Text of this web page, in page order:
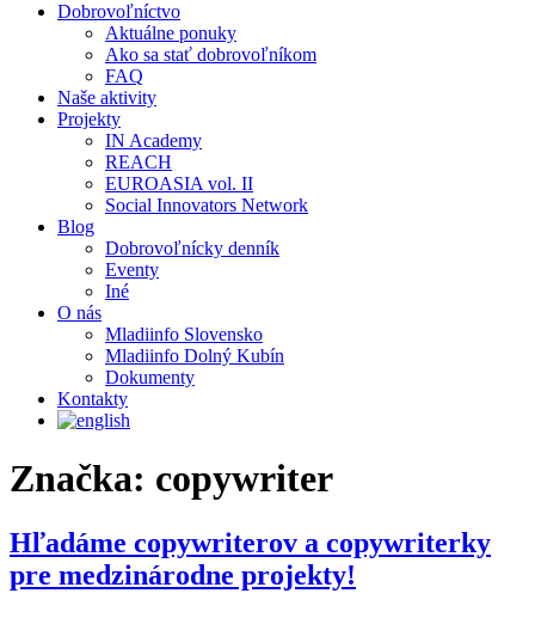
Dobrovoľníctvo
Aktuálne ponuky
Ako sa stať dobrovoľníkom
FAQ
Naše aktivity
Projekty
IN Academy
REACH
EUROASIA vol. II
Social Innovators Network
Blog
Dobrovoľnícky denník
Eventy
Iné
O nás
Mladiinfo Slovensko
Mladiinfo Dolný Kubín
Dokumenty
Kontakty
Značka: copywriter
Hľadáme copywriterov a copywriterky
pre medzinárodne projekty!